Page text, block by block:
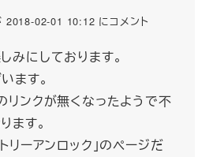
2018-02-01 10:12 にコメント
みにしております。
ます。
リンクが無くなったようで不
ます。
リーアンロック」のページだ